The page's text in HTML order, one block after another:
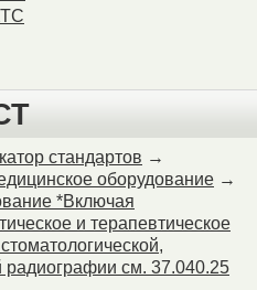
стандартов →
оборудование →
*Включая
и терапевтическое
радиографии см. 37.040.25